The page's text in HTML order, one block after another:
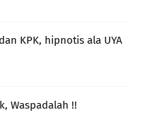
KPK, hipnotis ala UYA
Waspadalah !!